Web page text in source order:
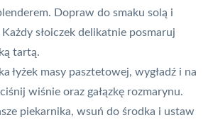
Dopraw do smaku solą i
słoiczek delikatnie posmaruj
tartą.
łyżek masy pasztetowej, wygładź i na
wiśnie oraz gałązkę rozmarynu.
piekarnika, wsuń do środka i ustaw